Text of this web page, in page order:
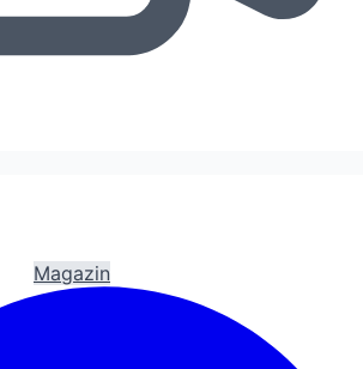
Magazin